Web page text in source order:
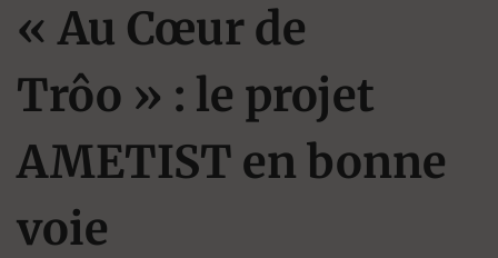
« Au Cœur de
Trôo » : le projet
AMETIST en bonne
voie